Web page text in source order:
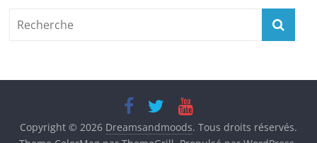
Copyright © 2026 Dreamsandmoods. Tous droits réservés.